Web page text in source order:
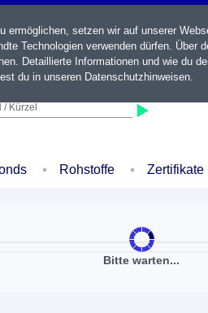
/ Kürzel
Rohstoffe Zertifikate
Bitte warten...
setzen wir auf unserer
Technologien verwenden dürfen. Über
Detaillierte Informationen und wie du
du in unseren Datenschutzhinweisen.